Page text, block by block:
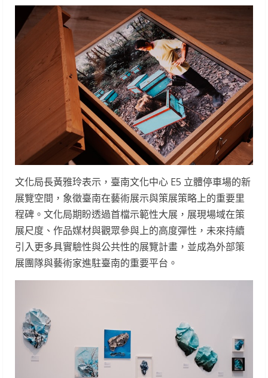
文化局長黃雅玲表示，臺南文化中心 E5 立體停車場的新
展覽空間，象徵臺南在藝術展示與策展策略上的重要里
程碑。文化局期盼透過首檔示範性大展，展現場域在策
展尺度、作品媒材與觀眾參與上的高度彈性，未來持續
引入更多具實驗性與公共性的展覽計畫，並成為外部策
展團隊與藝術家進駐臺南的重要平台。